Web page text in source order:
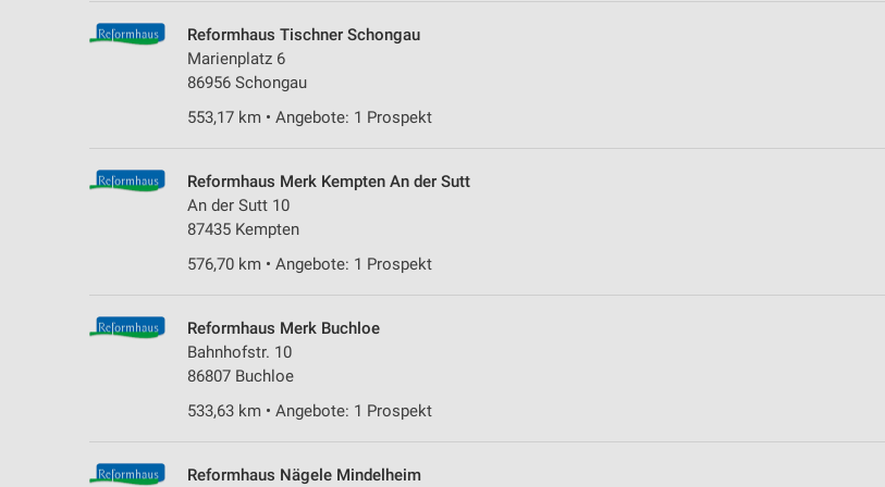
Reformhaus Tischner Schongau
Marienplatz 6
86956 Schongau
553,17 km • Angebote: 1 Prospekt
Reformhaus Merk Kempten An der Sutt
An der Sutt 10
87435 Kempten
576,70 km • Angebote: 1 Prospekt
Reformhaus Merk Buchloe
Bahnhofstr. 10
86807 Buchloe
533,63 km • Angebote: 1 Prospekt
Reformhaus Nägele Mindelheim